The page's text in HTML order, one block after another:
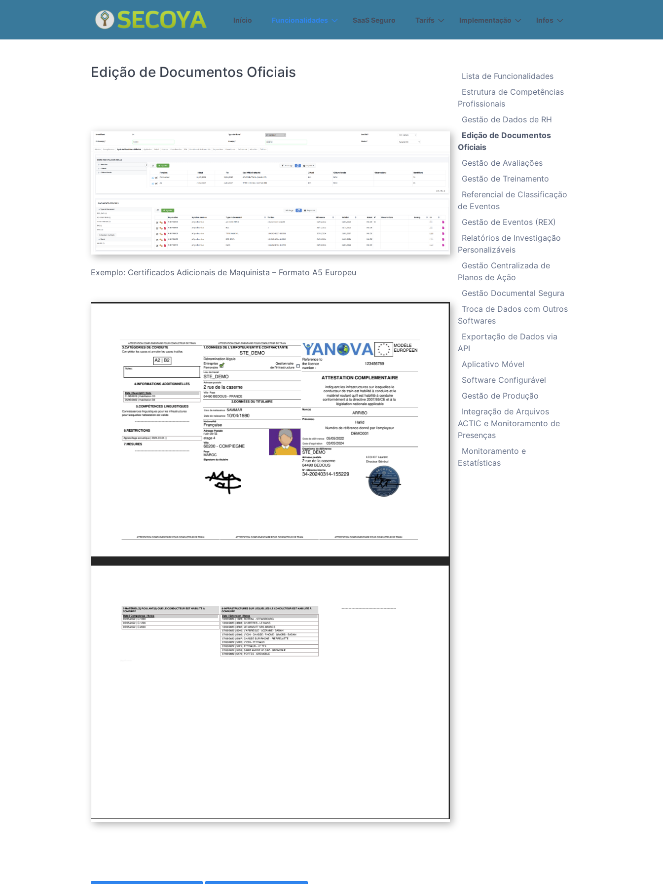
Início Funcionalidades SaaS Seguro Tarifs Implementação Infos
Edição de Documentos Oficiais
Exemplo: Certificados Adicionais de Maquinista – Formato A5 Europeu
Lista de Funcionalidades
Estrutura de Competências
Profissionais
Gestão de Dados de RH
Edição de Documentos
Oficiais
Gestão de Avaliações
Gestão de Treinamento
Referencial de Classificação
de Eventos
Gestão de Eventos (REX)
Relatórios de Investigação
Personalizáveis
Gestão Centralizada de
Planos de Ação
Gestão Documental Segura
Troca de Dados com Outros
Softwares
Exportação de Dados via
API
Aplicativo Móvel
Software Configurável
Gestão de Produção
Integração de Arquivos
ACTIC e Monitoramento de
Presenças
Monitoramento e
Estatísticas